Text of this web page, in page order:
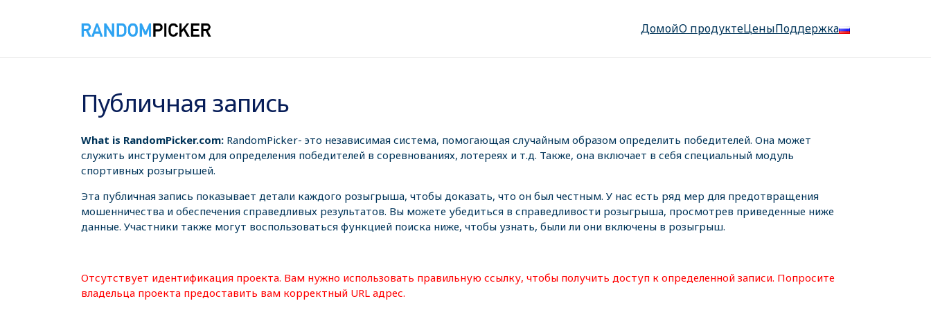
ДомойО продуктеЦеныПоддержка
Публичная запись
What is RandomPicker.com: RandomPicker- это независимая система, помогающая случайным образом определить победителей. Она может
служить инструментом для определения победителей в соревнованиях, лотереях и т.д. Также, она включает в себя специальный модуль
спортивных розыгрышей.
Эта публичная запись показывает детали каждого розыгрыша, чтобы доказать, что он был честным. У нас есть ряд мер для предотвращения
мошенничества и обеспечения справедливых результатов. Вы можете убедиться в справедливости розыгрыша, просмотрев приведенные ниже
данные. Участники также могут воспользоваться функцией поиска ниже, чтобы узнать, были ли они включены в розыгрыш.
Отсутствует идентификация проекта. Вам нужно использовать правильную ссылку, чтобы получить доступ к определенной записи. Попросите
владельца проекта предоставить вам корректный URL адрес.